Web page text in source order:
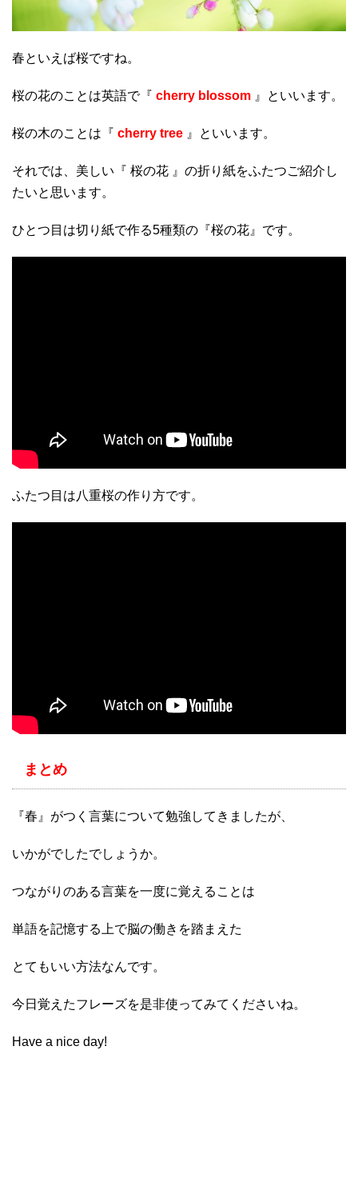
春といえば桜ですね。
桜の花のことは英語で『 cherry blossom 』といいます。
桜の木のことは『 cherry tree 』といいます。
それでは、美しい『 桜の花 』の折り紙をふたつご紹介し
たいと思います。
ひとつ目は切り紙で作る5種類の『桜の花』です。
ふたつ目は八重桜の作り方です。
まとめ
『春』がつく言葉について勉強してきましたが、
いかがでしたでしょうか。
つながりのある言葉を一度に覚えることは
単語を記憶する上で脳の働きを踏まえた
とてもいい方法なんです。
今日覚えたフレーズを是非使ってみてくださいね。
Have a nice day!